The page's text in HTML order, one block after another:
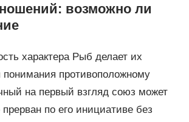
возможно ли
характера Рыб делает их
противоположному
на первый взгляд союз может
по его инициативе без